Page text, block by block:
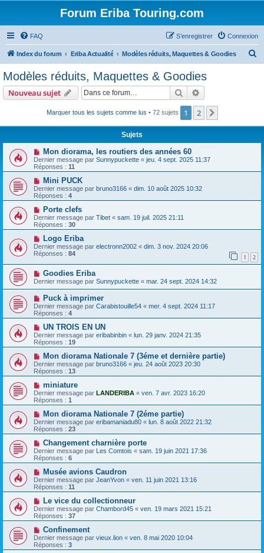
Forum Eriba Touring.com
FAQ Connexion
S’enregistrer
Index du forum Eriba Actualité Modèles réduits, Maquettes & Goodies
Modèles réduits, Maquettes & Goodies
Nouveau sujet Rechercher
Marquer tous les sujets comme lus • 72 sujets 1 2
Sujets
Mon diorama, les routiers des années 60
Dernier message par Sunnypuckette « jeu. 4 sept. 2025 11:37
Réponses : 11
Mini PUCK
Dernier message par bruno3166 « dim. 10 août 2025 10:32
Réponses : 4
Porte clefs
Dernier message par Tibet « sam. 19 juil. 2025 21:11
Réponses : 30
Logo Eriba
Dernier message par electronn2002 « dim. 3 nov. 2024 20:06
Réponses : 84 1 2
Goodies Eriba
Dernier message par Sunnypuckette « mar. 24 sept. 2024 14:32
Puck à imprimer
Dernier message par Carabistouille54 « mer. 4 sept. 2024 11:17
Réponses : 4
UN TROIS EN UN
Dernier message par eribabinbin « lun. 29 janv. 2024 21:35
Réponses : 19
Mon diorama Nationale 7 (3éme et dernière partie)
Dernier message par bruno3166 « jeu. 24 août 2023 20:30
Réponses : 13
miniature
Dernier message par LANDERIBA « ven. 7 avr. 2023 16:20
Réponses : 1
Mon diorama Nationale 7 (2éme partie)
Dernier message par eribamaniadu80 « lun. 8 août 2022 21:32
Réponses : 23
Changement charnière porte
Dernier message par Les Comtois « sam. 19 juin 2021 17:36
Réponses : 6
Musée avions Caudron
Dernier message par JeanYvon « ven. 11 juin 2021 13:16
Réponses : 11
Le vice du collectionneur
Dernier message par Chambord45 « ven. 19 mars 2021 15:21
Réponses : 37
Confinement
Dernier message par vieux.lion « ven. 8 mai 2020 10:04
Réponses : 3